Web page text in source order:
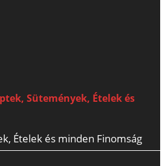
Ételek és minden Finomság